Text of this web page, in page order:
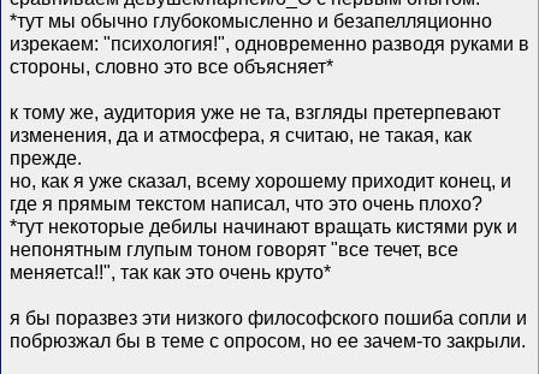
*тут мы обычно глубокомысленно и безапелляционно
изрекаем: "психология!", одновременно разводя руками в
стороны, словно это все объясняет*
к тому же, аудитория уже не та, взгляды претерпевают
изменения, да и атмосфера, я считаю, не такая, как
прежде.
но, как я уже сказал, всему хорошему приходит конец, и
где я прямым текстом написал, что это очень плохо?
*тут некоторые дебилы начинают вращать кистями рук и
непонятным глупым тоном говорят "все течет, все
меняетса!!", так как это очень круто*
я бы поразвез эти низкого философского пошиба сопли и
побрюзжал бы в теме с опросом, но ее зачем-то закрыли.